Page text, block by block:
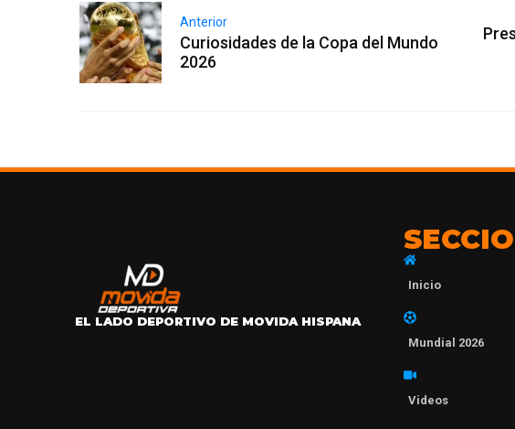
Anterior
Curiosidades de la Copa del Mundo
2026
EL LADO DEPORTIVO DE MOVIDA HISPANA
Inicio
Mundial 2026
Videos